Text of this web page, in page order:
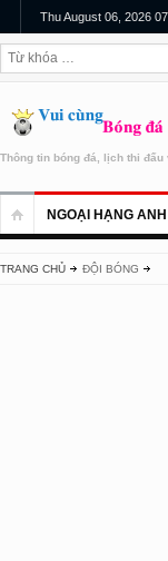
Thu August 06, 2026
Thông tin bóng đá, lịch thi đấu
NGOẠI HẠNG ANH
TRANG CHỦ ĐỘI BÓNG